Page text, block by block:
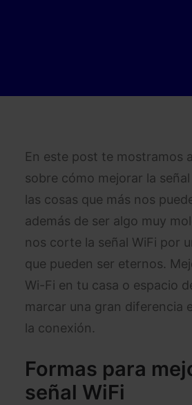
En este post te mostramos
sobre cómo mejorar la
las cosas que más nos
además de ser algo muy
nos corte la señal WiFi por
que pueden ser eternos.
Wi-Fi en tu casa o espacio
marcar una gran diferencia
la conexión.
Formas para
señal WiFi